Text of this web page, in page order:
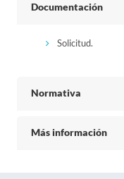
Documentación
Solicitud.
Normativa
Más información